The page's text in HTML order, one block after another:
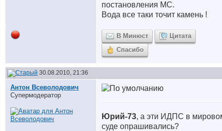
постановления МС.
Вода все таки точит камень !
В Минюст
Цитата
Спасибо
30.08.2010, 21:36
Антон Всеволодович
Супермодератор
Юрий-73, а эти ИДПС в
суде опрашивались?